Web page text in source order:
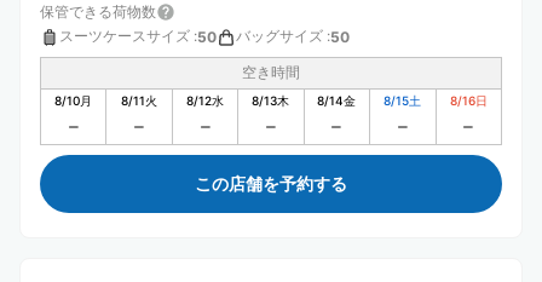
保管できる荷物数
スーツケースサイズ :50 バッグサイズ :50
空き時間
8/10月 8/11火 8/12水 8/13木 8/14金 8/15土 8/16日
この店舗を予約する